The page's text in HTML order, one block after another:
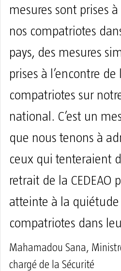
mesures sont prises à
nos compatriotes
pays, des mesures
prises à l’encontre de
compatriotes sur
national. C’est un
que nous tenons à
ceux qui tenteraient
retrait de la CEDEAO
atteinte à la quiétude
compatriotes dans
Mahamadou Sana,
chargé de la Sécurité